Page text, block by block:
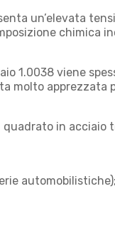
un’elevata
chimica
1.0038 viene
molto
quadrato in
automobilistiche);